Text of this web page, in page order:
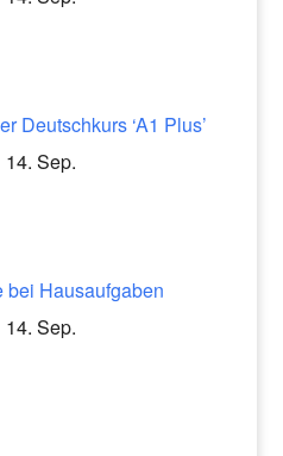
Deutschkurs ‘A1 Plus’
14. Sep.
bei Hausaufgaben
14. Sep.